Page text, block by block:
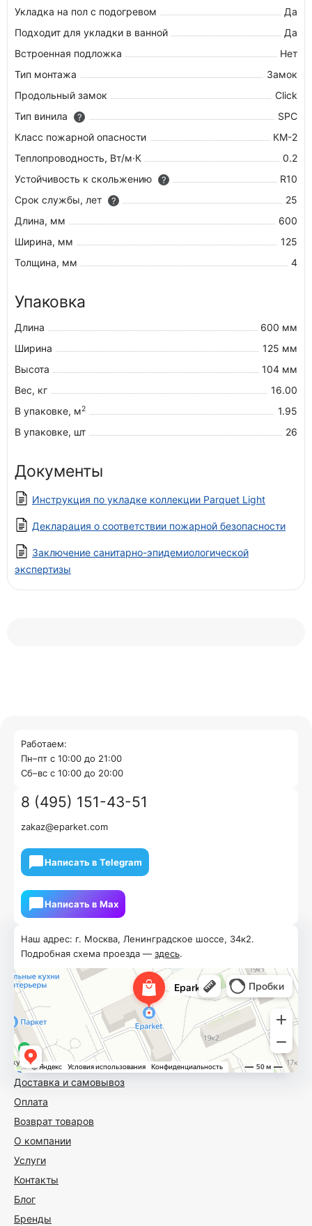
Укладка на пол c подогревом
Да
Подходит для укладки в ванной
Да
Встроенная подложка
Нет
Тип монтажа
Замок
Продольный замок
Click
Тип винила
?
SPC
Класс пожарной опасности
КМ-2
Теплопроводность, Вт/м·К
0.2
Устойчивость к скольжению
?
R10
Срок службы, лет
?
25
Длина, мм
600
Ширина, мм
125
Толщина, мм
4
Упаковка
Длина
600 мм
Ширина
125 мм
Высота
104 мм
Вес, кг
16.00
В упаковке, м2
1.95
В упаковке, шт
26
Документы
Инструкция по укладке коллекции Parquet Light
Декларация о соответствии пожарной безопасности
Заключение санитарно-эпидемиологической
экспертизы
Доставка и самовывоз
Оплата
Возврат товаров
О компании
Услуги
Контакты
Блог
Бренды
Наш адрес: г. Москва, Ленинградское шоссе, 34к2.
Подробная схема проезда — здесь.
Работаем:
Пн–пт с 10:00 до 21:00
Cб–вс с 10:00 до 20:00
8 (495) 151-43-51
zakaz@eparket.com
Написать в Telegram
Написать в Мах